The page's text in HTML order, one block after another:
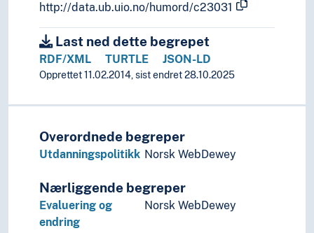
http://data.ub.uio.no/humord/c23031
Last ned dette begrepet
RDF/XML TURTLE JSON-LD
Opprettet 11.02.2014, sist endret 28.10.2025
Overordnede begreper
Utdanningspolitikk Norsk WebDewey
Nærliggende begreper
Evaluering og
endring
Norsk WebDewey